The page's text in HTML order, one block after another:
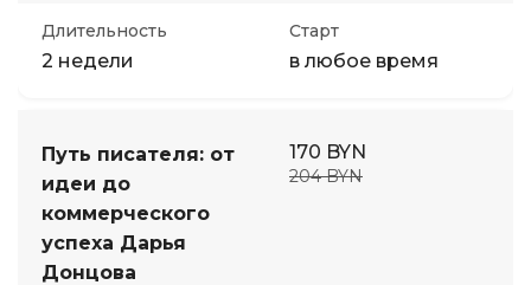
Длительность
2 недели
Старт
в любое время
Путь писателя: от
идеи до
коммерческого
успеха Дарья
Донцова
170 BYN
204 BYN